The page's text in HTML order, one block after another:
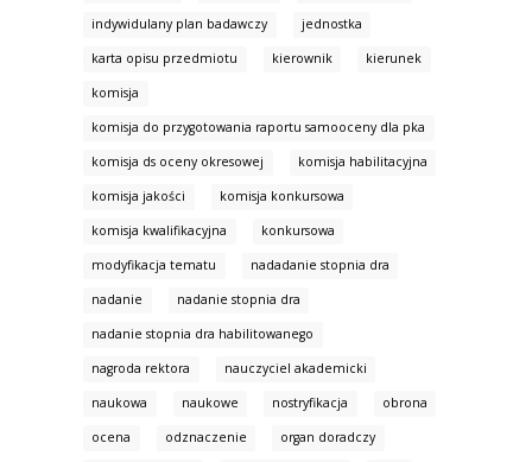
indywidulany plan badawczy jednostka
karta opisu przedmiotu kierownik kierunek
komisja
komisja do przygotowania raportu samooceny dla pka
komisja ds oceny okresowej komisja habilitacyjna
komisja jakości komisja konkursowa
komisja kwalifikacyjna konkursowa
modyfikacja tematu nadadanie stopnia dra
nadanie nadanie stopnia dra
nadanie stopnia dra habilitowanego
nagroda rektora nauczyciel akademicki
naukowa naukowe nostryfikacja obrona
ocena odznaczenie organ doradczy